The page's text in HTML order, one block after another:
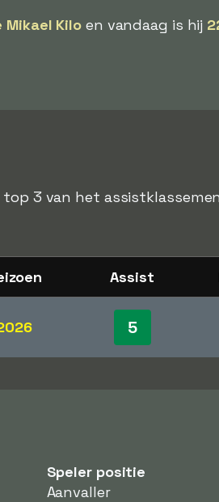
Mikael Kilo en vandaag is hij
top 3 van het
Assist
5
Speler positie
Aanvaller